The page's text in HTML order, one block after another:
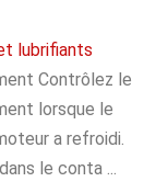
lubrifiants
Contrôlez le
lorsque le
a refroidi.
le conta ...